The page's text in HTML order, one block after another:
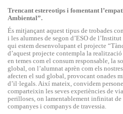
Trencant estereotips i fomentant
Ambiental”.
És mitjançant aquest tipus de trobades
i les alumnes de segon d’ESO de
qui estem desenvolupant el projecte
d’aquest projecte contempla la
en temes com el consum responsable, la
global, on l’alumnat aprèn com els
afecten el sud global, provocant onades
d’il·legals. Així mateix, convidem
comparteixin les seves experiències de
perilloses, on lamentablement infinitat de
companyes i companys de travessia.